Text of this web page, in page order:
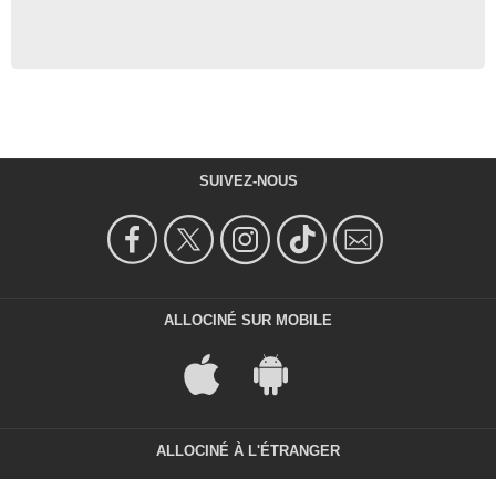
SUIVEZ-NOUS
ALLOCINÉ SUR MOBILE
ALLOCINÉ À L'ÉTRANGER